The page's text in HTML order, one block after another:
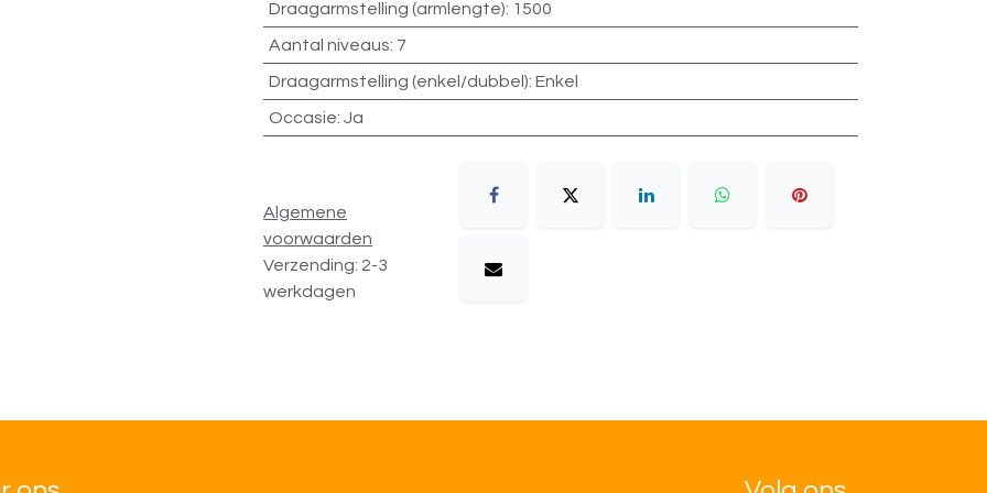
Draagarmstelling (armlengte): 1500
Aantal niveaus: 7
Draagarmstelling (enkel/dubbel): Enkel
Occasie: Ja
Algemene
voorwaarden
Verzending: 2-3
werkdagen